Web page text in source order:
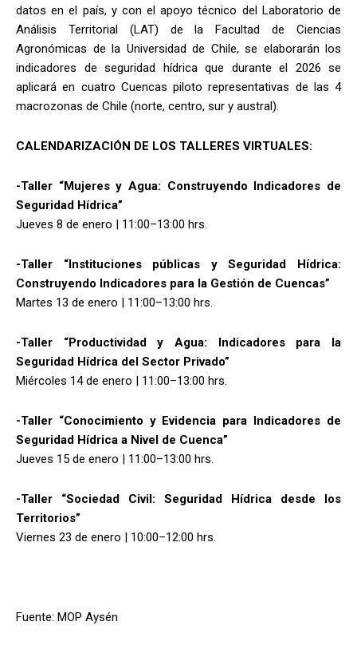
datos en el país, y con el apoyo técnico del Laboratorio de
Análisis Territorial (LAT) de la Facultad de Ciencias
Agronómicas de la Universidad de Chile, se elaborarán los
indicadores de seguridad hídrica que durante el 2026 se
aplicará en cuatro Cuencas piloto representativas de las 4
macrozonas de Chile (norte, centro, sur y austral).
CALENDARIZACIÓN DE LOS TALLERES VIRTUALES:
-Taller “Mujeres y Agua: Construyendo Indicadores de
Seguridad Hídrica”
Jueves 8 de enero | 11:00–13:00 hrs.
-Taller “Instituciones públicas y Seguridad Hídrica:
Construyendo Indicadores para la Gestión de Cuencas”
Martes 13 de enero | 11:00–13:00 hrs.
-Taller “Productividad y Agua: Indicadores para la
Seguridad Hídrica del Sector Privado”
Miércoles 14 de enero | 11:00–13:00 hrs.
-Taller “Conocimiento y Evidencia para Indicadores de
Seguridad Hídrica a Nivel de Cuenca”
Jueves 15 de enero | 11:00–13:00 hrs.
-Taller “Sociedad Civil: Seguridad Hídrica desde los
Territorios”
Viernes 23 de enero | 10:00–12:00 hrs.
Fuente: MOP Aysén